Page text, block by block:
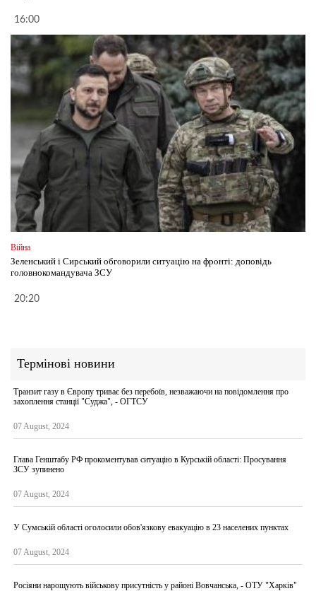
16:00
Війна
Зеленський і Сирський обговорили ситуацію на фронті: доповідь
головнокомандувача ЗСУ
20:20
Термінові новини
Транзит газу в Європу триває без перебоїв, незважаючи на повідомлення про
захоплення станції "Суджа", - ОГТСУ
07 August, 2024
Глава Генштабу РФ прокоментував ситуацію в Курській області: Просування
ЗСУ зупинено
07 August, 2024
У Сумській області оголосили обов'язкову евакуацію в 23 населених пунктах
07 August, 2024
Росіяни нарощують військову присутність у районі Вовчанська, - ОТУ "Харків"